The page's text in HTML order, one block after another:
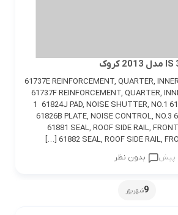
61737E REINFORCEMENT, QUARTER,
61737F REINFORCEMENT, QUARTER,
1 61824J PAD, NOISE SHUTTER, NO.1
61826B PLATE, NOISE CONTROL,
61881 SEAL, ROOF SIDE RAIL,
61882 SEAL, ROOF SIDE RAIL,
بدون نظر
9شهریور